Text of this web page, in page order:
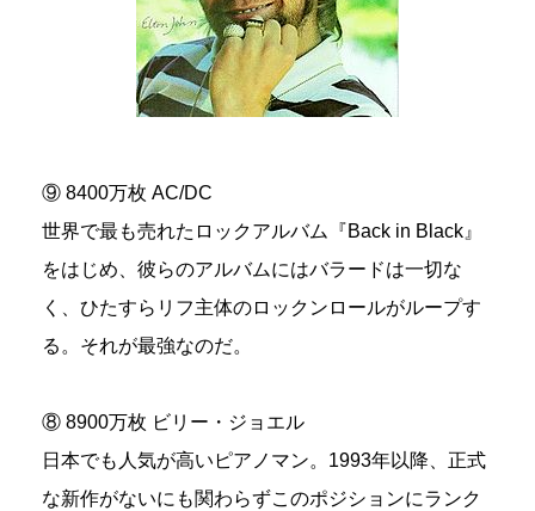
⑨ 8400万枚 AC/DC
世界で最も売れたロックアルバム『Back in Black』
をはじめ、彼らのアルバムにはバラードは一切な
く、ひたすらリフ主体のロックンロールがループす
る。それが最強なのだ。
⑧ 8900万枚 ビリー・ジョエル
日本でも人気が高いピアノマン。1993年以降、正式
な新作がないにも関わらずこのポジションにランク